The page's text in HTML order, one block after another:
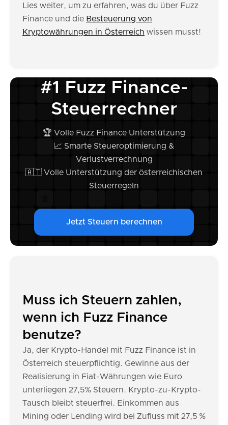
Lies weiter, um zu erfahren, was du über Fuzz
Finance und die Besteuerung von
Kryptowährungen in Österreich wissen musst!
#1 Fuzz Finance-
Steuerrechner
🏆 Volle Fuzz Finance Unterstützung
📈 Smarte Steueroptimierung &
Verlustverrechnung
🇦🇹 Volle Unterstützung der österreichischen
Steuerregeln
Jetzt Steuern berechnen
Muss ich Steuern zahlen,
wenn ich Fuzz Finance
benutze?
Ja, der Krypto-Handel mit Fuzz Finance ist in
Österreich steuerpflichtig. Gewinne aus der
Realisierung in Fiat-Währungen wie Euro
unterliegen 27,5% Steuern. Krypto-zu-Krypto-
Tausch bleibt steuerfrei. Einkommen aus
Mining oder Lending wird bei Zufluss mit 27,5 %